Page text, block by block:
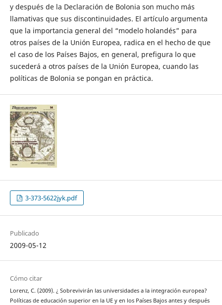
y después de la Declaración de Bolonia son mucho más
llamativas que sus discontinuidades. El artículo argumenta
que la importancia general del “modelo holandés” para
otros países de la Unión Europea, radica en el hecho de que
el caso de los Países Bajos, en general, prefigura lo que
sucederá a otros países de la Unión Europea, cuando las
políticas de Bolonia se pongan en práctica.
3-373-5622jyk.pdf
Publicado
2009-05-12
Cómo citar
Lorenz, C. (2009). ¿ Sobrevivirán las universidades a la integración europea?
Políticas de educación superior en la UE y en los Países Bajos antes y después